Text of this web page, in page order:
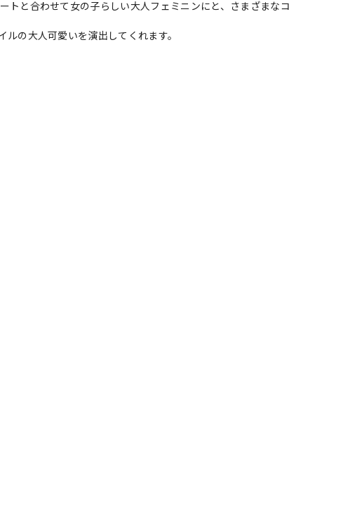
トと合わせて女の子らしい大人フェミニンにと、さまざまなコ
の大人可愛いを演出してくれます。